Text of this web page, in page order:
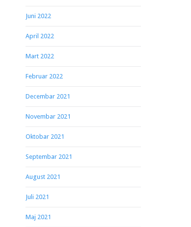
Juni 2022
April 2022
Mart 2022
Februar 2022
Decembar 2021
Novembar 2021
Oktobar 2021
Septembar 2021
August 2021
Juli 2021
Maj 2021